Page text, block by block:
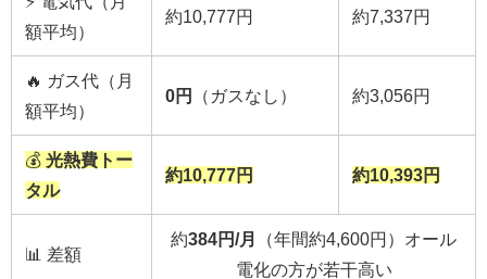
額平均）
約10,777円 約7,337円
🔥 ガス代（月
額平均）
0円 （ガスなし） 約3,056円
💰 光熱費トー
タル
約10,777円 約10,393円
📊 差額
約384円/月
（年間約4,600円）オール
電化の方が若干高い